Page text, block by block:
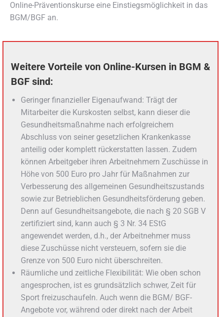
Online-Präventionskurse eine Einstiegsmöglichkeit in das
BGM/BGF an.
Weitere Vorteile von Online-Kursen in BGM &
BGF sind:
Geringer finanzieller Eigenaufwand: Trägt der
Mitarbeiter die Kurskosten selbst, kann dieser die
Gesundheitsmaßnahme nach erfolgreichem
Abschluss von seiner gesetzlichen Krankenkasse
anteilig oder komplett rückerstatten lassen. Zudem
können Arbeitgeber ihren Arbeitnehmern Zuschüsse in
Höhe von 500 Euro pro Jahr für Maßnahmen zur
Verbesserung des allgemeinen Gesundheitszustands
sowie zur Betrieblichen Gesundheitsförderung geben.
Denn auf Gesundheitsangebote, die nach § 20 SGB V
zertifiziert sind, kann auch § 3 Nr. 34 EStG
angewendet werden, d.h., der Arbeitnehmer muss
diese Zuschüsse nicht versteuern, sofern sie die
Grenze von 500 Euro nicht überschreiten.
Räumliche und zeitliche Flexibilität: Wie oben schon
angesprochen, ist es grundsätzlich schwer, Zeit für
Sport freizuschaufeln. Auch wenn die BGM/ BGF-
Angebote vor, während oder direkt nach der Arbeit